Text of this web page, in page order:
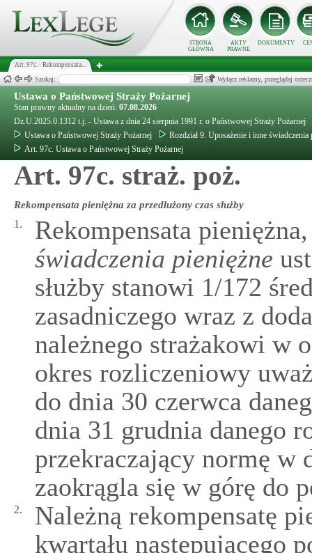
STRONA
GŁÓWNA
AKTY
PRAWNE
DOKUMENTY
Art. 97c. - Rekompensata...
Szukaj: Wyłącz reklamy, przeglądaj
Ustawa o Państwowej Straży Pożarnej
Stan prawny aktualny na dzień: 07.08.2026
Dz.U.2025.0.1312 t.j. - Ustawa z dnia 24 sierpnia 1991 r. o Państwowej Straży Pożarnej
Ustawa o Państwowej Straży Pożarnej
Rozdział 9. Uposażenie i inne świadczenia
Art. 97c. Ustawa o Państwowej Straży Pożarnej
Art. 97c. straż. poż.
Rekompensata pieniężna za przedłużony czas służby
1.
Rekompensata
świadczenia pieniężne
służby stanowi 1/172
zasadniczego wraz z
należnego strażakowi w
okres rozliczeniowy
do dnia 30 czerwca
dnia 31 grudnia danego
przekraczający normę w
zaokrągla się w górę do
2.
Należną rekompensatę
kwartału następującego